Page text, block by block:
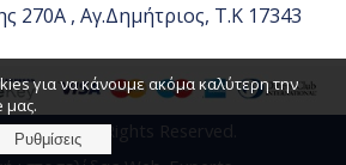
270Α , Αγ.Δημήτριος, Τ.Κ 17343
2026 , All Rights Reserved.
για να κάνουμε ακόμα καλύτερη την
μας.
Ρυθμίσεις